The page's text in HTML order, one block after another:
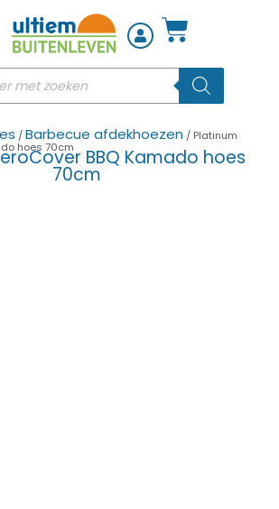
/Barbecue afdekhoezen / Platinum
hoes 70cm
BBQ Kamado hoes
70cm